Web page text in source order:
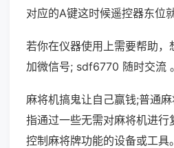
对应的A键这时候遥控器东位
若你在仪器使用上需要帮助，
加微信号; sdf6770 随时交流 。
麻将机搞鬼让自己赢钱;普通
指通过一些无需对麻将机进行
控制麻将牌功能的设备或工具。